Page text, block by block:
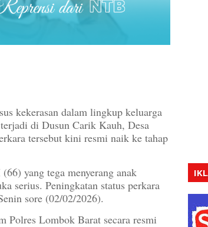
kekerasan dalam lingkup keluarga
di Dusun Carik Kauh, Desa
tersebut kini resmi naik ke tahap
yang tega menyerang anak
serius. Peningkatan status perkara
sore (02/02/2026).
Polres Lombok Barat secara resmi